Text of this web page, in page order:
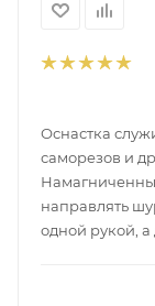
Оснастка
саморезов и
направлять
одной рукой,